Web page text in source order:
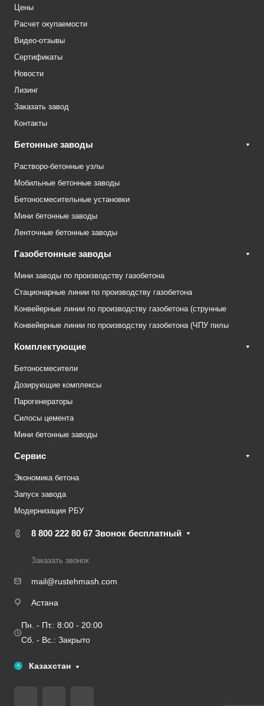
Цены
Расчет окупаемости
Видео-отзывы
Сертификаты
Новости
Лизинг
Заказать завод
Контакты
Бетонные заводы
Растворо-бетонные узлы
Мобильные бетонные заводы
Бетоносмесительные установки
Мини бетонные заводы
Ленточные бетонные заводы
Газобетонные заводы
Мини заводы по производству газобетона
Стационарные линии по производству газобетона
Конвейерные линии по производству газобетона (струнные
Конвейерные линии по производству газобетона (ЧПУ пилы
Комплектующие
Бетоносмесители
Дозирующие комплексы
Парогенераторы
Силосы цемента
Мини бетонные заводы
Сервис
Экономика бетона
Запуск завода
Модернизация РБУ
8 800 222 80 67 Звонок бесплатный
Заказать звонок
mail@rustehmash.com
Астана
Пн. - Пт.: 8:00 - 20:00
Сб. - Вс.: Закрыто
Казахстан